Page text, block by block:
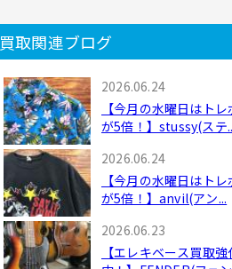
買取関連ブログ
2026.06.24
【今月の水曜日はトレ
が5倍！】stussy(ステ
2026.06.24
【今月の水曜日はトレ
が5倍！】anvil(アン...
2026.06.23
【エレキベース買取強